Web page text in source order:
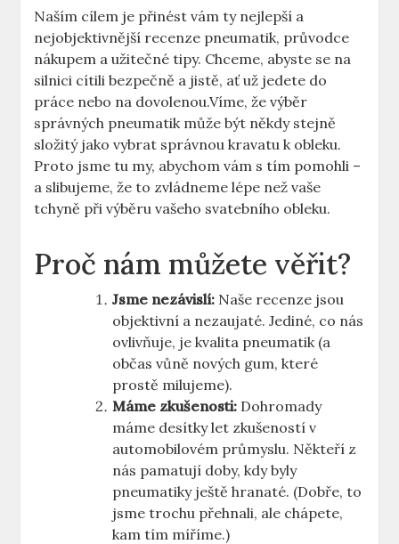
Naším cílem je přinést vám ty nejlepší a
nejobjektivnější recenze pneumatik, průvodce
nákupem a užitečné tipy. Chceme, abyste se na
silnici cítili bezpečně a jistě, ať už jedete do
práce nebo na dovolenou.Víme, že výběr
správných pneumatik může být někdy stejně
složitý jako vybrat správnou kravatu k obleku.
Proto jsme tu my, abychom vám s tím pomohli –
a slibujeme, že to zvládneme lépe než vaše
tchyně při výběru vašeho svatebního obleku.
Proč nám můžete věřit?
Jsme nezávislí: Naše recenze jsou
objektivní a nezaujaté. Jediné, co nás
ovlivňuje, je kvalita pneumatik (a
občas vůně nových gum, které
prostě milujeme).
Máme zkušenosti: Dohromady
máme desítky let zkušeností v
automobilovém průmyslu. Někteří z
nás pamatují doby, kdy byly
pneumatiky ještě hranaté. (Dobře, to
jsme trochu přehnali, ale chápete,
kam tím míříme.)